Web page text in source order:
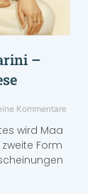
–
Kommentare
wird Maa
Form